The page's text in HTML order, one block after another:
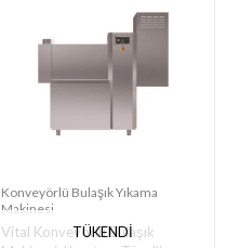
TÜKENDI
Konveyörlü Bulaşık Yıkama
Makinesi
Vital Konveyörlü Bulaşık